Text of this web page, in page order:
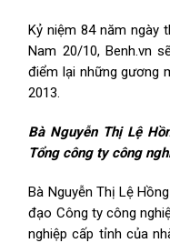
Kỷ niệm 84 năm ngày
Nam 20/10, Benh.vn
điểm lại những gương
2013.
Bà Nguyễn Thị Lệ
Tổng công ty công
Bà Nguyễn Thị Lệ
đạo Công ty công
nghiệp cấp tỉnh của